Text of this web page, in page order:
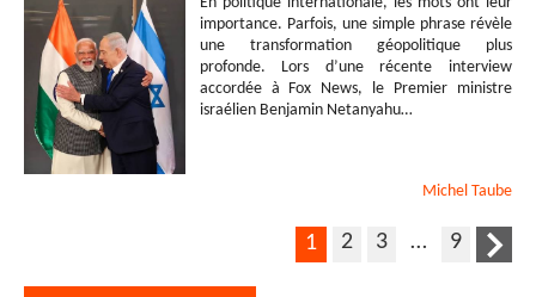
importance. Parfois, une simple phrase révèle
une transformation géopolitique plus
profonde. Lors d’une récente interview
accordée à Fox News, le Premier ministre
israélien Benjamin Netanyahu…
Michel Taube
1 2 3 … 9